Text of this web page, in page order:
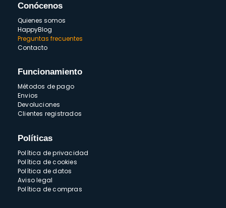
Conócenos
Quienes somos
HappyBlog
Preguntas frecuentes
Contacto
Funcionamiento
Métodos de pago
Envios
Devoluciones
Clientes registrados
Políticas
Política de privacidad
Política de cookies
Política de datos
Aviso legal
Política de compras